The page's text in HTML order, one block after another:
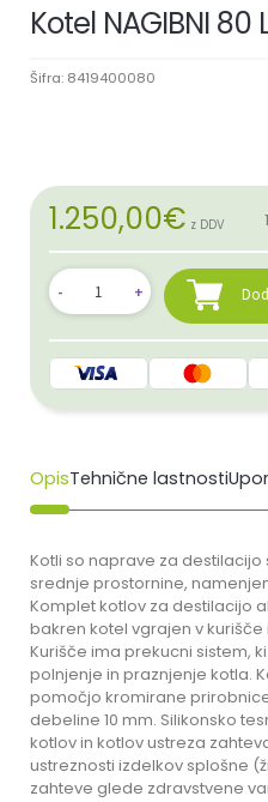
Kotel NAGIBNI
Šifra: 8419400080
1.250,00€ z DDV
OpisTehnične lastnosti
Kotli so naprave za
srednje prostornine,
Komplet kotlov za destilacijo
bakren kotel vgrajen v
Kurišče ima prekucni sistem,
polnjenje in praznjenje kotla.
pomočjo kromirane
debeline 10 mm. Silikonsko
kotlov in kotlov ustreza
ustreznosti izdelkov splošne
zahteve glede zdravstvene